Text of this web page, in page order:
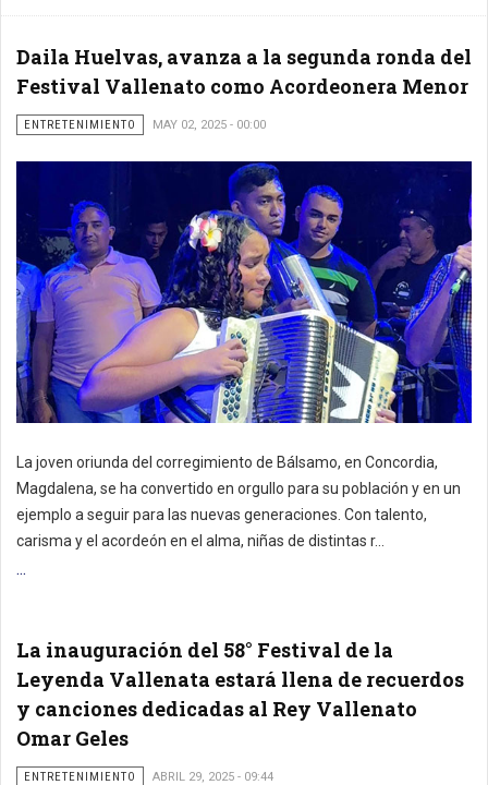
Daila Huelvas, avanza a la segunda ronda del
Festival Vallenato como Acordeonera Menor
ENTRETENIMIENTO MAY 02, 2025 - 00:00
La joven oriunda del corregimiento de Bálsamo, en Concordia,
Magdalena, se ha convertido en orgullo para su población y en un
ejemplo a seguir para las nuevas generaciones. Con talento,
carisma y el acordeón en el alma, niñas de distintas r...
...
La inauguración del 58° Festival de la
Leyenda Vallenata estará llena de recuerdos
y canciones dedicadas al Rey Vallenato
Omar Geles
ENTRETENIMIENTO ABRIL 29, 2025 - 09:44